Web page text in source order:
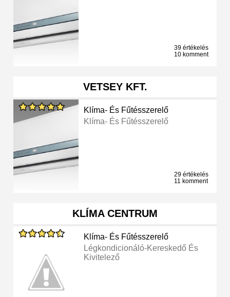
39 értékelés
10 komment
VETSEY KFT.
Klíma- És Fűtésszerelő
Klíma- És Fűtésszerelő
29 értékelés
11 komment
KLÍMA CENTRUM
Klíma- És Fűtésszerelő
Légkondicionáló-Kereskedő És
Kivitelező